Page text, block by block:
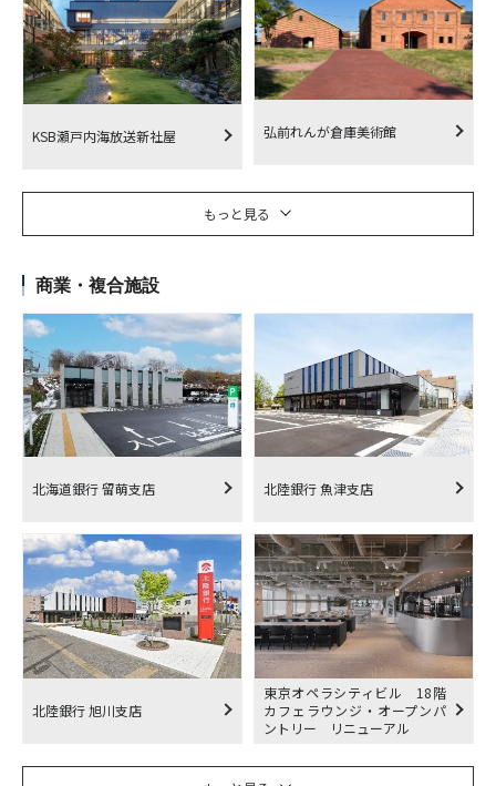
KSB瀬戸内海放送新社屋 弘前れんが倉庫美術館
もっと見る
商業・複合施設
北海道銀行 留萌支店 北陸銀行 魚津支店
北陸銀行 旭川支店
東京オペラシティビル 18階
カフェラウンジ・オープンパ
ントリー リニューアル